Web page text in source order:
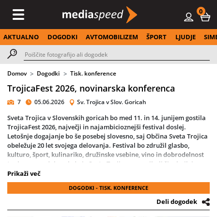
0
AKTUALNO DOGODKI AVTOMOBILIZEM ŠPORT LJUDJE
Domov Dogodki Tisk. konference
TrojicaFest 2026, novinarska konferenca
7 05.06.2026 Sv. Trojica v Slov. Goricah
Sveta Trojica v Slovenskih goricah bo med 11. in 14. junijem gostila
TrojicaFest 2026, največji in najambicioznejši festival doslej.
Letošnje dogajanje bo še posebej slovesno, saj Občina Sveta Trojica
obeležuje 20 let svojega delovanja. Festival bo združil glasbo,
kulturo, šport, kulinariko, družinske vsebine, vino in dobrodelnost
ter bo znova dokazal, da je Sveta Trojica ena najbolj živahnih in
prepoznavnih lokalnih skupnosti v Sloveniji.
Vrhunec jubilejnega praznovanja bo slavnostna otvoritev in
osrednja občinska slovesnost v četrtek ob 21. uri. Na odru bodo
nastopili Helena Blagne, Neisha in David Amaro, osrednji trenutek
Prikaži več
DOGODKI - TISK. KONFERENCE
Deli dogodek